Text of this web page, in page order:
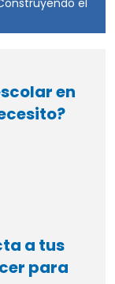
el
en
a tus
para